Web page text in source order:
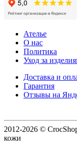
Ателье
О нас
Политика
Уход за
Доставка и
Гарантия
Отзывы на
2012-2026 ©
кожи